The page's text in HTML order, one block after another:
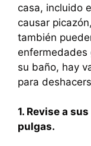
casa, incluido
causar
también
enfermedades
su baño, hay
para
1. Revise a
pulgas.